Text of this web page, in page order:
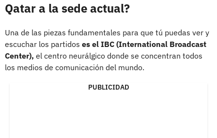
Qatar a la sede actual?
Una de las piezas fundamentales para que tú puedas ver y
escuchar los partidos es el IBC (International Broadcast
Center), el centro neurálgico donde se concentran todos
los medios de comunicación del mundo.
PUBLICIDAD